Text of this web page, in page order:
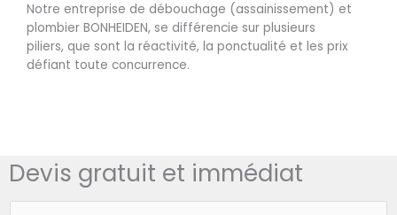
Notre entreprise de débouchage (assainissement) et
plombier BONHEIDEN, se différencie sur plusieurs
piliers, que sont la réactivité, la ponctualité et les prix
défiant toute concurrence.
Devis gratuit et immédiat